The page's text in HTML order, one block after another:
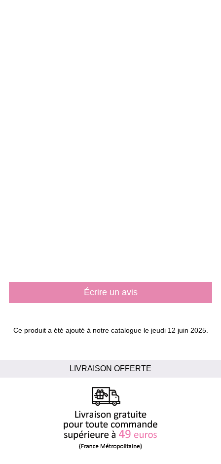
Écrire un avis
Ce produit a été ajouté à notre catalogue le jeudi 12 juin 2025.
LIVRAISON OFFERTE